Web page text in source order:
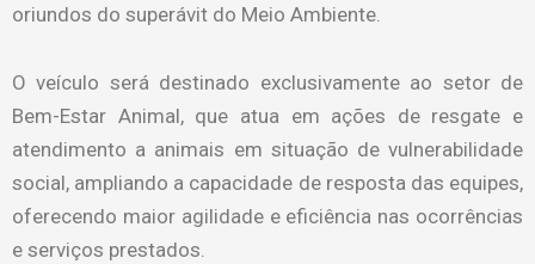
oriundos do superávit do Meio Ambiente.
O veículo será destinado exclusivamente ao setor de
Bem-Estar Animal, que atua em ações de resgate e
atendimento a animais em situação de vulnerabilidade
social, ampliando a capacidade de resposta das equipes,
oferecendo maior agilidade e eficiência nas ocorrências
e serviços prestados.